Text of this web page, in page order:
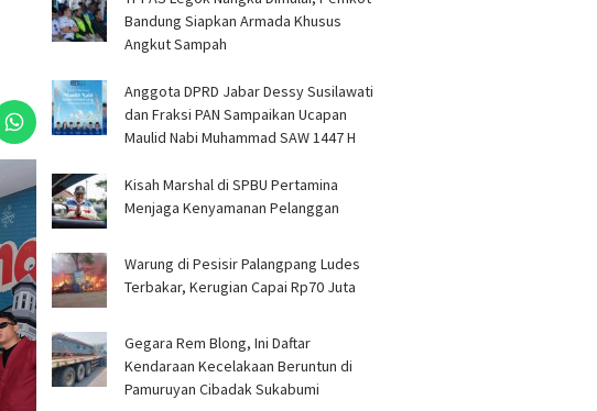
Bandung Siapkan Armada Khusus
Angkut Sampah
Anggota DPRD Jabar Dessy Susilawati
dan Fraksi PAN Sampaikan Ucapan
Maulid Nabi Muhammad SAW 1447 H
Kisah Marshal di SPBU Pertamina
Menjaga Kenyamanan Pelanggan
Warung di Pesisir Palangpang Ludes
Terbakar, Kerugian Capai Rp70 Juta
Gegara Rem Blong, Ini Daftar
Kendaraan Kecelakaan Beruntun di
Pamuruyan Cibadak Sukabumi